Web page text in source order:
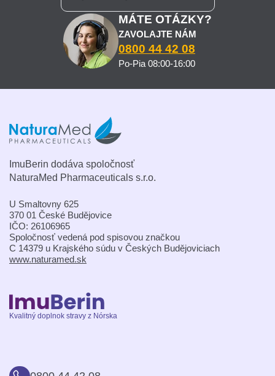
MÁTE OTÁZKY?
ZAVOLAJTE NÁM
0800 44 42 08
Po-Pia 08:00-16:00
ImuBerin dodáva spoločnosť
NaturaMed Pharmaceuticals s.r.o.
U Smaltovny 625
370 01 České Budějovice
IČO: 26106965
Spoločnosť vedená pod spisovou značkou
C 14379 u Krajského súdu v Českých Budějoviciach
www.naturamed.sk
Kvalitný doplnok stravy z Nórska